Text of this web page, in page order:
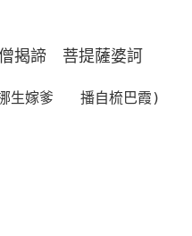
揭諦 菩提薩婆訶
嫁爹 播自梳巴霞)